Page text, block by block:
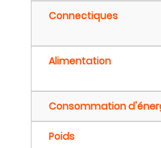
Connectiques
Alimentation
Consommation
Poids